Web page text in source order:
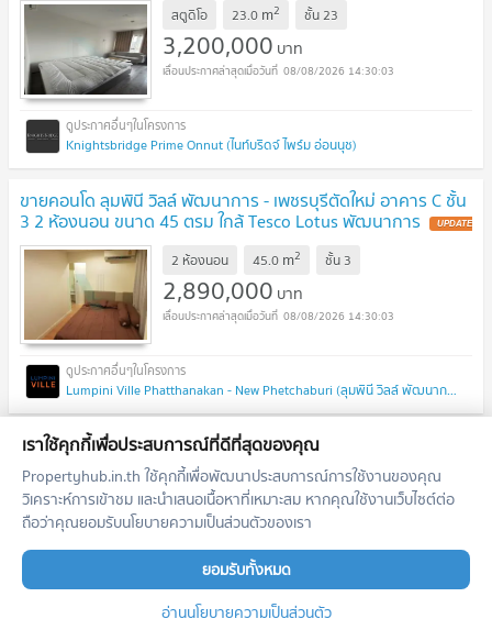
สตูดิโอ 23.0 m2 ชั้น23
3,200,000 บาท
08/08/2026 14:30:03
Knightsbridge Prime Onnut (ไนท์บริดจ์ ไพร์ม อ่อนนุช)
ขายคอนโด ลุมพินี วิลล์ พัฒนาการ - เพชรบุรีตัดใหม่ อาคาร C ชั้น
3 2 ห้องนอน ขนาด 45 ตรม ใกล้ Tesco Lotus พัฒนาการ UPDATE
!
2 ห้องนอน 45.0 m2 ชั้น 3
2,890,000 บาท
08/08/2026 14:30:03
Lumpini Ville Phatthanakan - New Phetchaburi (ลุมพินี วิลล์ พัฒนาการ - เพชรบุรีตัดใหม่)
ขายคอนโด ไนท์บริดจ์ ไพร์ม อ่อนนุช อาคาร 1 ชั้น 30 สตูดิโอ
ขนาด 23 ตรม ใกล้ Big C Extra อ่อนนุช UPDATE !
สตูดิโอ 23.0m2 ชั้น30
2,990,000
08/08/2026 14:30:03
เราใช้คุกกี้เพื่อประสบการณ์ที่ดีที่สุดของคุณ
Propertyhub.in.th ใช้คุกกี้เพื่อพัฒนาประสบการณ์การใช้งานของคุณ
วิเคราะห์การเข้าชม และนำเสนอเนื้อหาที่เหมาะสม หากคุณใช้งานเว็บไซต์ต่อ
ถือว่าคุณยอมรับนโยบายความเป็นส่วนตัวของเรา
ยอมรับทั้งหมด
อ่านนโยบายความเป็นส่วนตัว